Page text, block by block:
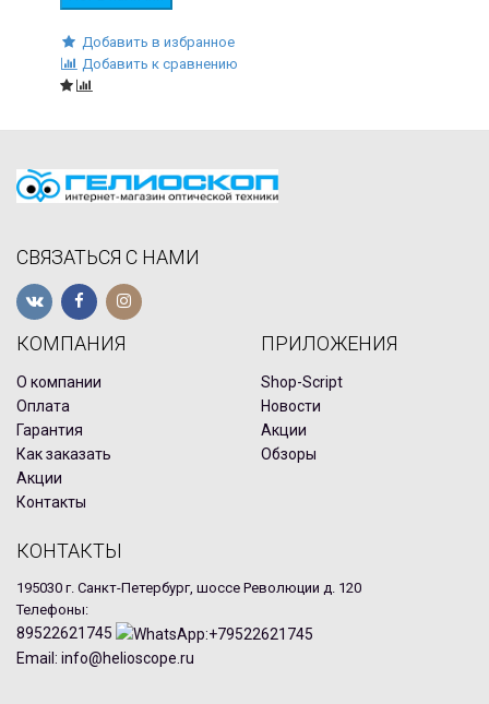
Добавить в избранное
Добавить к сравнению
СВЯЗАТЬСЯ С НАМИ
КОМПАНИЯ
О компании
Оплата
Гарантия
Как заказать
Акции
Контакты
ПРИЛОЖЕНИЯ
Shop-Script
Новости
Акции
Обзоры
КОНТАКТЫ
195030 г. Санкт-Петербург, шоссе Революции д. 120
Телефоны:
89522621745
Email: info@helioscope.ru